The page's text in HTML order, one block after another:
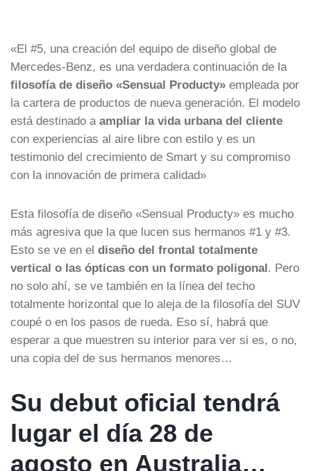
«El #5, una creación del equipo de diseño global de
Mercedes-Benz, es una verdadera continuación de la
filosofía de diseño «Sensual Producty» empleada por
la cartera de productos de nueva generación. El modelo
está destinado a ampliar la vida urbana del cliente
con experiencias al aire libre con estilo y es un
testimonio del crecimiento de Smart y su compromiso
con la innovación de primera calidad»
Esta filosofía de diseño «Sensual Producty» es mucho
más agresiva que la que lucen sus hermanos #1 y #3.
Esto se ve en el diseño del frontal totalmente
vertical o las ópticas con un formato poligonal. Pero
no solo ahí, se ve también en la línea del techo
totalmente horizontal que lo aleja de la filosofía del SUV
coupé o en los pasos de rueda. Eso sí, habrá que
esperar a que muestren su interior para ver si es, o no,
una copia del de sus hermanos menores…
Su debut oficial tendrá
lugar el día 28 de
agosto en Australia…